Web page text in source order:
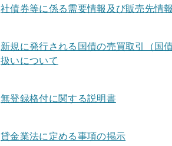
社債券等に係る需要情報及び販売先情
新規に発行される国債の売買取引（国
扱いについて
無登録格付に関する説明書
貸金業法に定める事項の掲示